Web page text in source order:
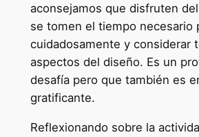
aconsejamos que disfruten
se tomen el tiempo necesario
cuidadosamente y considerar
aspectos del diseño. Es un
desafía pero que también es
gratificante.
Reflexionando sobre la